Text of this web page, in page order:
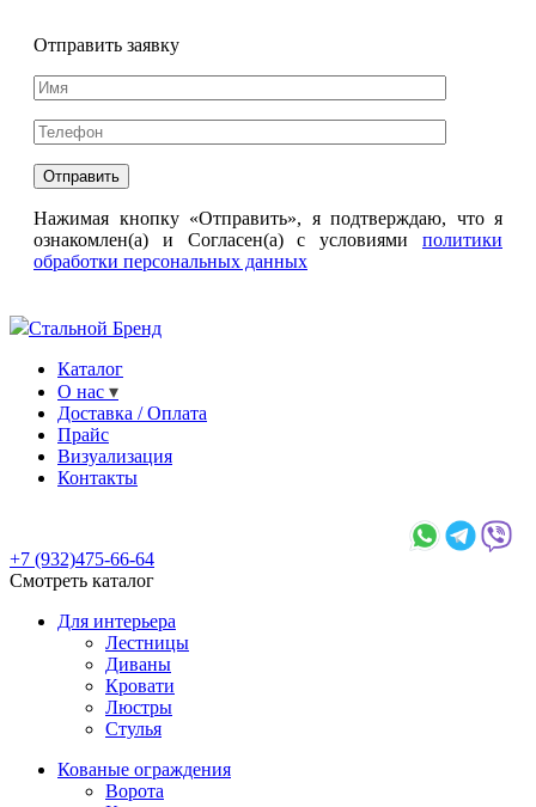
Отправить заявку
Нажимая кнопку «Отправить», я подтверждаю, что я
ознакомлен(а) и Согласен(а) с условиями политики
обработки персональных данных
Стальной Бренд
Каталог
О нас
Доставка / Оплата
Прайс
Визуализация
Контакты
+7 (932)475-66-64
Смотреть каталог
Для интерьера
Лестницы
Диваны
Кровати
Люстры
Стулья
Кованые ограждения
Ворота